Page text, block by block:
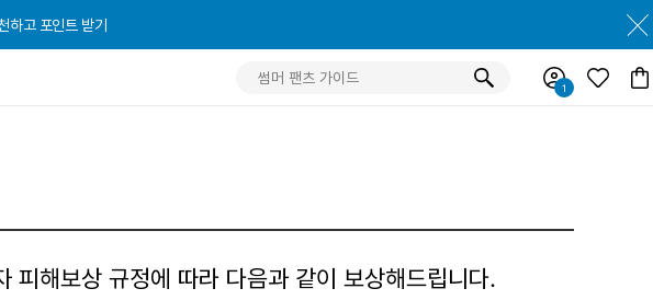
하고 포인트 받기
하고 포인트 받기
하고 포인트 받기
피해보상 규정에 따라 다음과 같이 보상해드립니다.